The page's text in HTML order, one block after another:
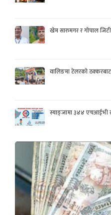
खेम सारुमगर र गोपाल
वालिङमा टेलरको
स्याङ्जामा ३४४ एचआईभी